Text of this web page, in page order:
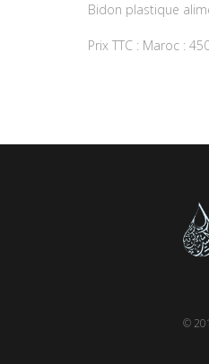
Bidon plastique
Prix TTC : Maroc :
©